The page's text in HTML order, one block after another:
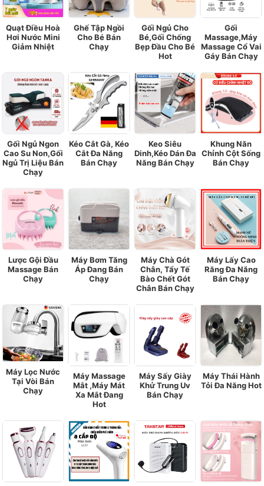
Quạt Điều Hoà
Hơi Nước Mini
Giảm Nhiệt
Ghế Tập Ngồi
Cho Bé Bán
Chạy
Gối Ngủ Cho
Bé,Gối Chống
Bẹp Đầu Cho Bé
Hot
Gối
Massage,Máy
Massage Cổ Vai
Gáy Bán Chạy
Gối Ngủ Ngon
Cao Su Non,Gối
Ngủ Trị Liệu Bán
Chạy
Kéo Cắt Gà, Kéo
Cắt Đa Năng
Bán Chạy
Keo Siêu
Dinh,Kéo Dán Đa
Năng Bán Chạy
Khung Năn
Chỉnh Cột Sống
Bán Chạy
Lược Gội Đầu
Massage Bán
Chạy
Máy Bơm Tăng
Áp Đang Bán
Chạy
Máy Chà Gót
Chân, Tẩy Tế
Bào Chết Gót
Chân Bán Chạy
Máy Lấy Cao
Răng Đa Năng
Bán Chạy
Máy Lọc Nước
Tại Vòi Bán
Chạy
Máy Massage
Mắt ,Máy Mát
Xa Mắt Đang
Hot
Máy Sấy Giày
Khử Trung Uv
Bán Chạy
Máy Thái Hành
Tỏi Đa Năng Hot